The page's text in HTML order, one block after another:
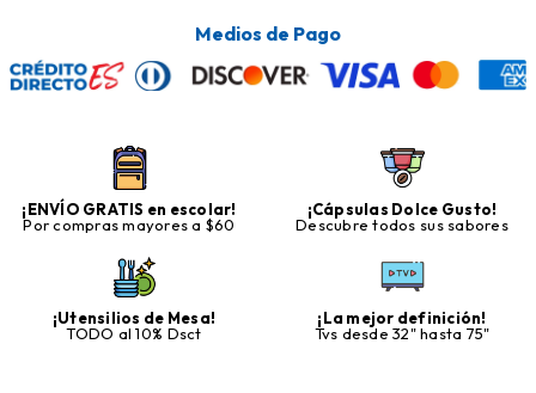
Medios de Pago
¡ENVÍO GRATIS en escolar!
Por compras mayores a $60
¡Cápsulas Dolce Gusto!
Descubre todos sus sabores
¡Utensilios de Mesa!
TODO al 10% Dsct
¡La mejor definición!
Tvs desde 32" hasta 75"